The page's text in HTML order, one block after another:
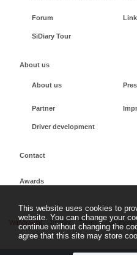
Forum
SiDiary Tour
About us
About us
Partner
Driver development
Contact
Awards
Withdrawal Imprint Terms + conditions
This website uses cookies to
website. You can change your
continue without changing the
agree that this site may store